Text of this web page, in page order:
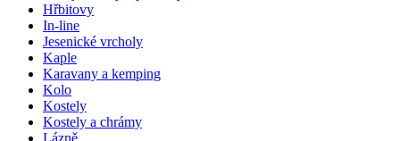
Hřbitovy
In-line
Jesenické vrcholy
Kaple
Karavany a kemping
Kolo
Kostely
Kostely a chrámy